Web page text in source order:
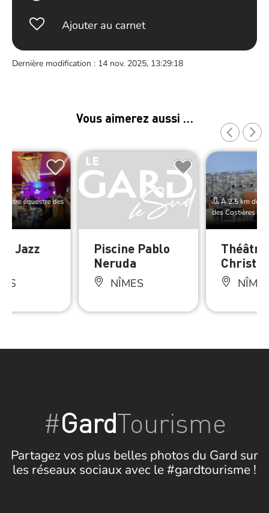
Ajouter au carnet
Dernière modification : 14 nov. 2025, 13:29:18
Vous aimerez aussi …
équestre des
Jazz
Piscine Pablo
Neruda
NÎMES
À 2.5 km de
des Costières
Théâtre
#GardTourisme
Partagez vos plus belles photos du Gard sur
les réseaux sociaux avec le #gardtourisme !